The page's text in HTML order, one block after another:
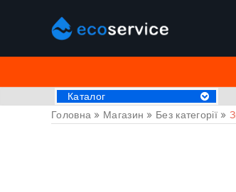
Каталог
Хімія для басейну
Головна » Магазин » Без категорії»